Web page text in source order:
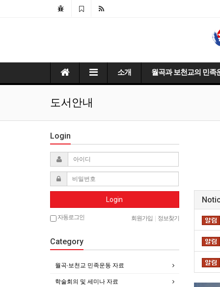
소개 월곡과 보천교의 민족
도서안내
Login
Login
자동로그인 회원가입 정보찾기
Category
월곡∙보천교 민족운동 자료
학술회의 및 세미나 자료